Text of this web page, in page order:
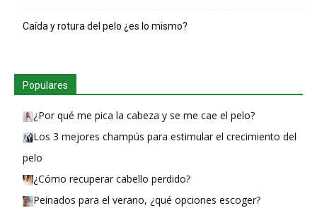
Caída y rotura del pelo ¿es lo mismo?
Populares
¿Por qué me pica la cabeza y se me cae el pelo?
Los 3 mejores champús para estimular el crecimiento del
pelo
¿Cómo recuperar cabello perdido?
Peinados para el verano, ¿qué opciones escoger?